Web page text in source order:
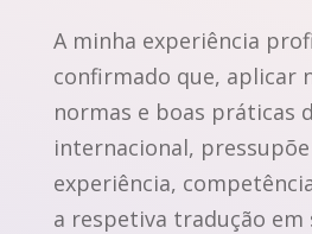
A minha experiência
confirmado que, aplicar
normas e boas práticas
internacional,
experiência,
a respetiva tradução em